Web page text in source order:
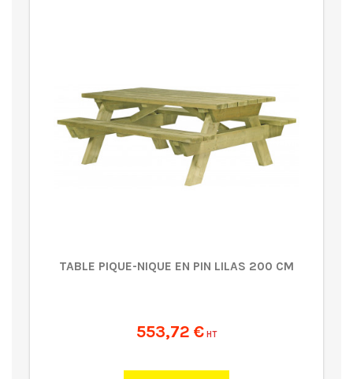
TABLE PIQUE-NIQUE EN PIN LILAS 200 CM
553,72 € HT